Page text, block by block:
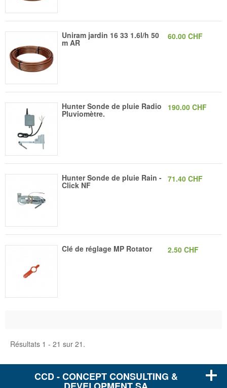
Uniram jardin 16 33 1.6l/h 50
m AR
60.00 CHF
Hunter Sonde de pluie Radio
Pluviomètre.
190.00 CHF
Hunter Sonde de pluie Rain -
Click NF
71.40 CHF
Clé de réglage MP Rotator 2.50 CHF
Résultats 1 - 21 sur 21.
CCD - CONCEPT CONSULTING &